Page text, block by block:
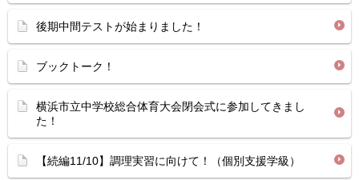
後期中間テストが始まりました！
ブックトーク！
横浜市立中学校総合体育大会閉会式に参加してきまし
た！
【続編11/10】調理実習に向けて！（個別支援学級）